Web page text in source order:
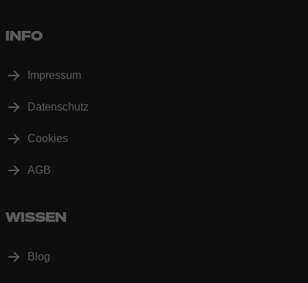
INFO
Impressum
Datenschutz
Cookies
AGB
WISSEN
Blog